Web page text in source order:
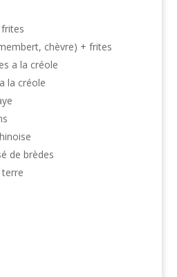
chèvre) + frites
a la créole
la créole
de brèdes